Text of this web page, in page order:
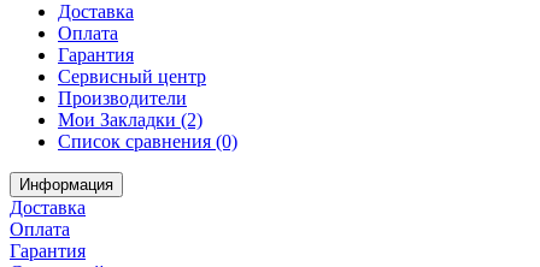
Доставка
Оплата
Гарантия
Сервисный центр
Производители
Мои Закладки (2)
Список сравнения (0)
Информация
Доставка
Оплата
Гарантия